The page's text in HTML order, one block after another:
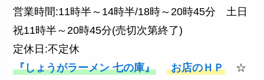
営業時間:11時半～14時半/18時～20時45分 土日
祝11時半～20時45分(売切次第終了)
定休日:不定休
『しょうがラーメン 七の庫』
お店のＨＰ ☆